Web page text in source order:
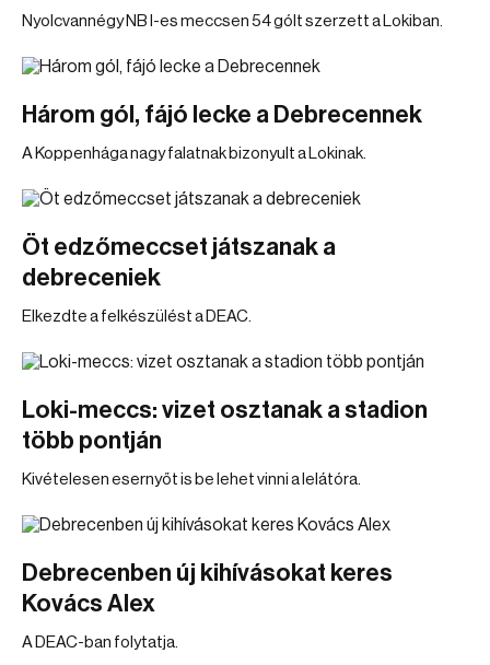
Nyolcvannégy NB I-es meccsen 54 gólt szerzett a Lokiban.
Három gól, fájó lecke a Debrecennek
A Koppenhága nagy falatnak bizonyult a Lokinak.
Öt edzőmeccset játszanak a
debreceniek
Elkezdte a felkészülést a DEAC.
Loki-meccs: vizet osztanak a stadion
több pontján
Kivételesen esernyőt is be lehet vinni a lelátóra.
Debrecenben új kihívásokat keres
Kovács Alex
A DEAC-ban folytatja.